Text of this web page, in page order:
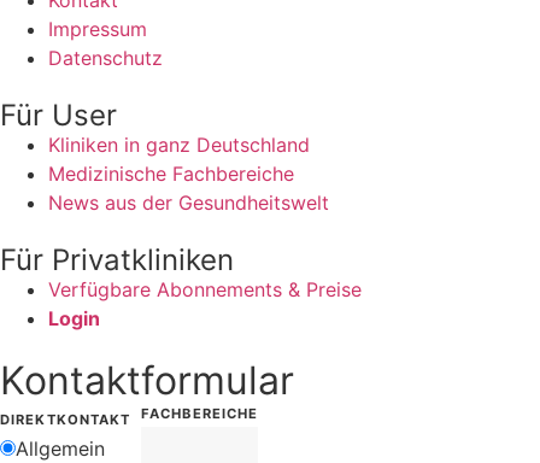
Impressum
Datenschutz
Für User
Kliniken in ganz Deutschland
Medizinische Fachbereiche
News aus der Gesundheitswelt
Für Privatkliniken
Verfügbare Abonnements & Preise
Login
Kontaktformular
DIREKTKONTAKT
Allgemein
FACHBEREICHE